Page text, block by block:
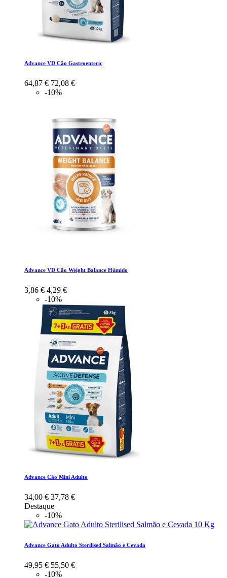
Advance VD Cão Gastroenteric
64,87 € 72,08 €
-10%
Advance VD Cão Weight Balance Húmido
3,86 € 4,29 €
-10%
Advance Cão Mini Adulto
34,00 € 37,78 €
Destaque
-10%
Advance Gato Adulto Sterilised Salmão e Cevada
49,95 € 55,50 €
-10%